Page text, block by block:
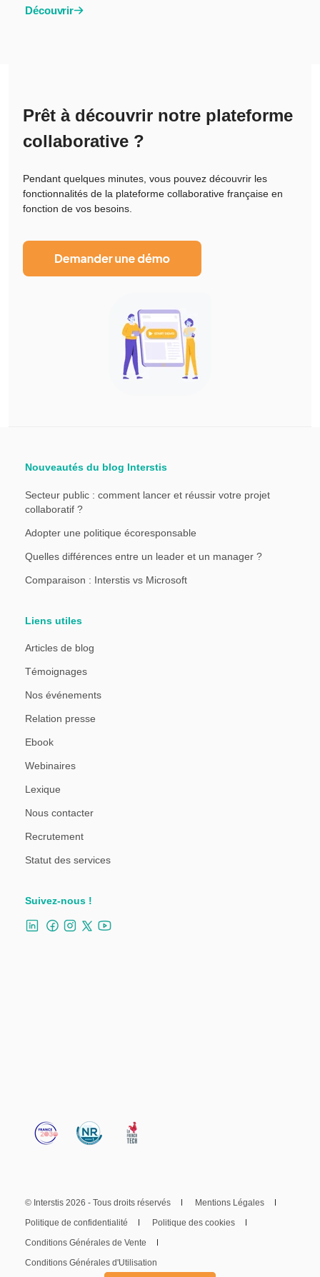
Découvrir
Prêt à découvrir notre plateforme
collaborative ?
Pendant quelques minutes, vous pouvez découvrir les
fonctionnalités de la plateforme collaborative française en
fonction de vos besoins.
Nouveautés du blog Interstis
Secteur public : comment lancer et réussir votre projet
collaboratif ?
Adopter une politique écoresponsable
Quelles différences entre un leader et un manager ?
Comparaison : Interstis vs Microsoft
Liens utiles
Articles de blog
Témoignages
Nos événements
Relation presse
Ebook
Webinaires
Lexique
Nous contacter
Recrutement
Statut des services
Suivez-nous !
© Interstis 2026 - Tous droits réservés Mentions Légales
Politique de confidentialité Politique des cookies
Conditions Générales de Vente
Conditions Générales d'Utilisation